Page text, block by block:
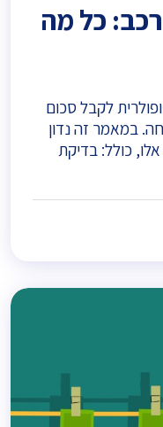
כל מה
לקבל סכום
במאמר זה נדון
כולל: בדיקת